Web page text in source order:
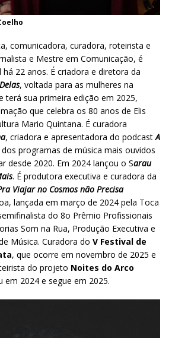
comunicadora, curadora, roteirista e
e Mestre em Comunicação, é
22 anos. É criadora e diretora da
, voltada para as mulheres na
terá sua primeira edição em 2025,
que celebra os 80 anos de Elis
Mario Quintana. É curadora
, criadora e apresentadora do podcastA
programas de música mais ouvidos
desde 2020. Em 2024 lançou o Sarau
. É produtora executiva e curadora da
Viajar no Cosmos não Precisa
lançada em março de 2024 pela Toca
do 8o Prêmio Profissionais
Som na Rua, Produção Executiva e
Música. Curadora do V Festival de
, que ocorre em novembro de 2025 e
do projeto Noites do Arco
em 2024 e segue em 2025.